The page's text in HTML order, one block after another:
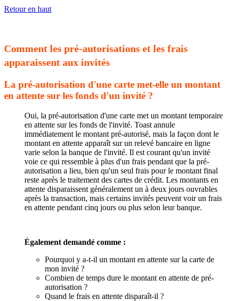
Retour en haut
Comment les pré-autorisations et les frais
apparaissent aux invités
La pré-autorisation d'une carte met-elle un montant
en attente sur les fonds d'un invité ?
Oui, la pré-autorisation d'une carte met un montant temporaire
en attente sur les fonds de l'invité. Toast annule
immédiatement le montant pré-autorisé, mais la façon dont le
montant en attente apparaît sur un relevé bancaire en ligne
varie selon la banque de l'invité. Il est courant qu'un invité
voie ce qui ressemble à plus d'un frais pendant que la pré-
autorisation a lieu, bien qu'un seul frais pour le montant final
reste après le traitement des cartes de crédit. Les montants en
attente disparaissent généralement un à deux jours ouvrables
après la transaction, mais certains invités peuvent voir un frais
en attente pendant cinq jours ou plus selon leur banque.
Également demandé comme :
Pourquoi y a-t-il un montant en attente sur la carte de
mon invité ?
Combien de temps dure le montant en attente de pré-
autorisation ?
Quand le frais en attente disparaît-il ?